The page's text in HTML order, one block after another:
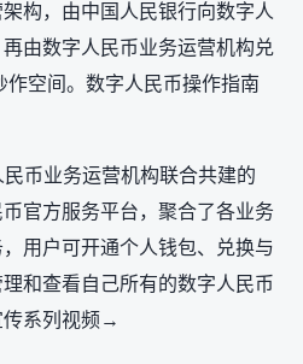
构，由中国人民银行向数字人
由数字人民币业务运营机构兑
空间。数字人民币操作指南
币业务运营机构联合共建的
官方服务平台，聚合了各业务
用户可开通个人钱包、兑换与
和查看自己所有的数字人民币
传系列视频→